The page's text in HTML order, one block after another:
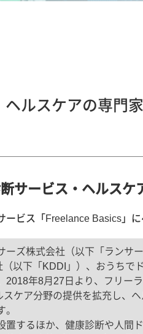
ルスケアの専門
サービス・ヘルス
ービス「Freelance Basics」
ズ株式会社（以下「ランサ
以下「KDDI」）、おうち
年8月27日より、フリー
スケア分野の提供を拡充し、
するほか、健康診断や人間